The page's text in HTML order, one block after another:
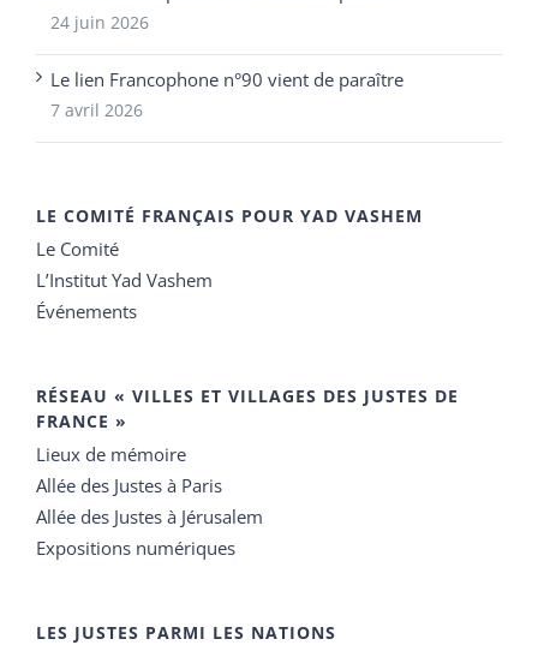
24 juin 2026
Le lien Francophone n°90 vient de paraître
7 avril 2026
LE COMITÉ FRANÇAIS POUR YAD VASHEM
Le Comité
L’Institut Yad Vashem
Événements
RÉSEAU « VILLES ET VILLAGES DES JUSTES DE
FRANCE »
Lieux de mémoire
Allée des Justes à Paris
Allée des Justes à Jérusalem
Expositions numériques
LES JUSTES PARMI LES NATIONS